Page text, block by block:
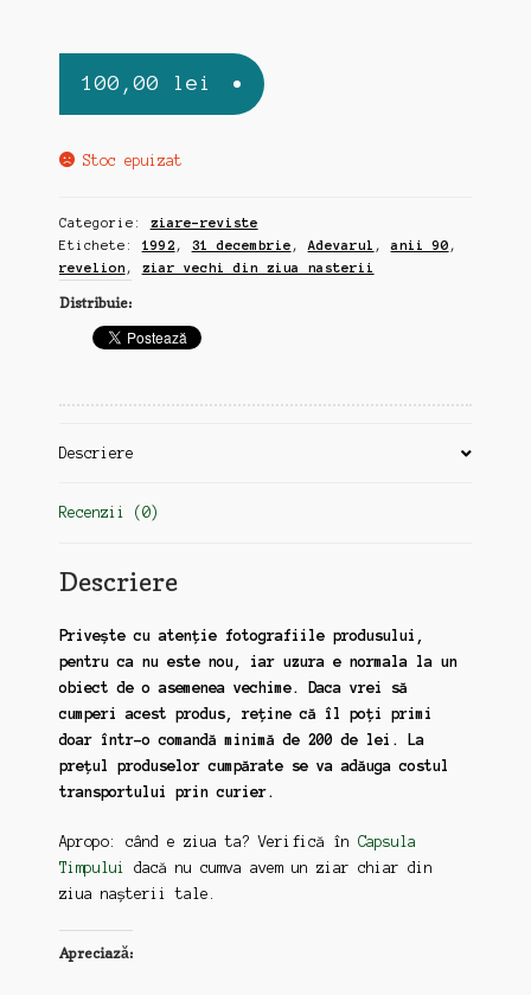
100,00 lei
Stoc epuizat
Categorie: ziare-reviste
Etichete: 1992 , 31 decembrie ,Adevarul ,anii 90 ,
revelion , ziar vechi din ziua nasterii
Distribuie:
Descriere
Recenzii (0)
Descriere
Privește cu atenție fotografiile produsului,
pentru ca nu este nou, iar uzura e normala la un
obiect de o asemenea vechime. Daca vrei să
cumperi acest produs, reține că îl poți primi
doar într-o comandă minimă de 200 de lei. La
prețul produselor cumpărate se va adăuga costul
transportului prin curier.
Apropo: când e ziua ta? Verifică în Capsula
Timpului
dacă nu cumva avem un ziar chiar din
ziua nașterii tale.
Apreciază: